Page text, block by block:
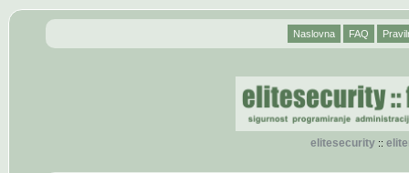
Naslovna FAQ
elitesecurity::